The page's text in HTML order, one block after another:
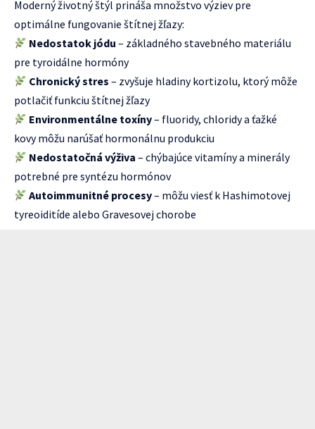
Moderný životný štýl prináša množstvo výziev pre
optimálne fungovanie štítnej žľazy:
Nedostatok jódu – základného stavebného materiálu
pre tyroidálne hormóny
Chronický stres – zvyšuje hladiny kortizolu, ktorý môže
potlačiť funkciu štítnej žľazy
Environmentálne toxíny– fluoridy, chloridy a ťažké
kovy môžu narúšať hormonálnu produkciu
Nedostatočná výživa – chýbajúce vitamíny a minerály
potrebné pre syntézu hormónov
Autoimmunitné procesy– môžu viesť k Hashimotovej
tyreoiditíde alebo Gravesovej chorobe